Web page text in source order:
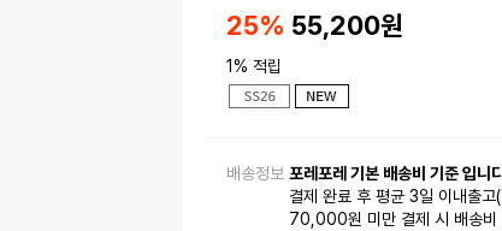
25% 55,200원
1% 적립
배송정보 포레포레 기본 배송비 기준 입니
결제 완료 후 평균 3일 이내출고
70,000원 미만 결제 시 배송